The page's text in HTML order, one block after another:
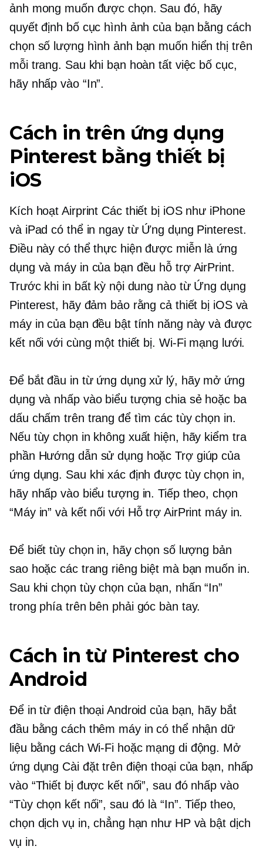
ảnh mong muốn được chọn. Sau đó, hãy
quyết định bố cục hình ảnh của bạn bằng cách
chọn số lượng hình ảnh bạn muốn hiển thị trên
mỗi trang. Sau khi bạn hoàn tất việc bố cục,
hãy nhấp vào “In”.
Cách in trên ứng dụng
Pinterest bằng thiết bị
iOS
Kích hoạt Airprint Các thiết bị iOS như iPhone
và iPad có thể in ngay từ Ứng dụng Pinterest.
Điều này có thể thực hiện được miễn là ứng
dụng và máy in của bạn đều hỗ trợ AirPrint.
Trước khi in bất kỳ nội dung nào từ Ứng dụng
Pinterest, hãy đảm bảo rằng cả thiết bị iOS và
máy in của bạn đều bật tính năng này và được
kết nối với cùng một thiết bị. Wi-Fimạng lưới.
Để bắt đầu in từ ứng dụng xử lý, hãy mở ứng
dụng và nhấp vào biểu tượng chia sẻ hoặc ba
dấu chấm trên trang để tìm các tùy chọn in.
Nếu tùy chọn in không xuất hiện, hãy kiểm tra
phần Hướng dẫn sử dụng hoặc Trợ giúp của
ứng dụng. Sau khi xác định được tùy chọn in,
hãy nhấp vào biểu tượng in. Tiếp theo, chọn
“Máy in” và kết nối với Hỗ trợ AirPrint máy in.
Để biết tùy chọn in, hãy chọn số lượng bản
sao hoặc các trang riêng biệt mà bạn muốn in.
Sau khi chọn tùy chọn của bạn, nhấn “In”
trong phía trên bên phảigóc bàn tay.
Cách in từ Pinterest cho
Android
Để in từ điện thoại Android của bạn, hãy bắt
đầu bằng cách thêm máy in có thể nhận dữ
liệu bằng cách Wi-Fi hoặc mạng di động. Mở
ứng dụng Cài đặt trên điện thoại của bạn, nhấp
vào “Thiết bị được kết nối”, sau đó nhấp vào
“Tùy chọn kết nối”, sau đó là “In”. Tiếp theo,
chọn dịch vụ in, chẳng hạn như HP và bật dịch
vụ in.